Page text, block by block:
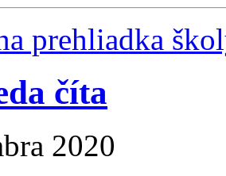
prehliadka
číta
2020